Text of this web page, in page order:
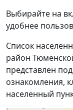
Выбирайте на
удобнее
Список
район
представлен
ознакомления,
населенный